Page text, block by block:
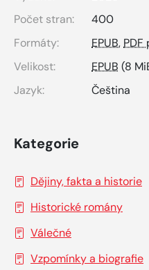
Počet stran:
400
Formáty:
EPUB,
Velikost:
EPUB (8
Jazyk:
Čeština
Kategorie
Dějiny, fakta a historie
Historické romány
Válečné
Vzpomínky a biografie